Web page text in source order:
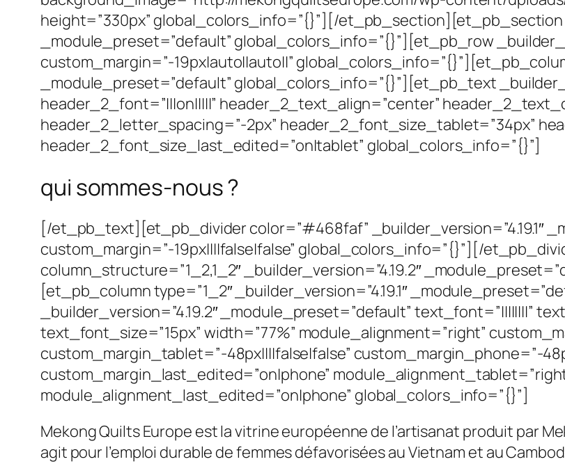
height=”330px” global_colors_info=”{}”][/et_pb_section][et_pb_section
_module_preset=”default” global_colors_info=”{}”][et_pb_row
custom_margin=”-19px|auto||auto||”
_module_preset=”default” global_colors_info=”{}”][et_pb_text
header_2_font=”|||on|||||” header_2_text_align=”center”
header_2_letter_spacing=”-2px” header_2_font_size_tablet=”34px”
header_2_font_size_last_edited=”on|tablet” global_colors_info=”{}”]
qui sommes-nous ?
[/et_pb_text][et_pb_divider color=”#468faf” _builder_version=”4.19.1″
custom_margin=”-19px||||false|false” global_colors_info=”{}”][/
column_structure=”1_2,1_2″ _builder_version=”4.19.2″
[et_pb_column type=”1_2″ _builder_version=”4.19.1″
_builder_version=”4.19.2″ _module_preset=”default” text_font=”||||||||”
text_font_size=”15px” width=”77%” module_alignment=”right”
custom_margin_tablet=”-48px||||false|false” custom_margin_phone=”-
custom_margin_last_edited=”on|phone”
module_alignment_last_edited=”on|phone” global_colors_info=”{}”]
Mekong Quilts Europe est la vitrine européenne de l’artisanat produit par
agit pour l’emploi durable de femmes défavorisées au Vietnam et au